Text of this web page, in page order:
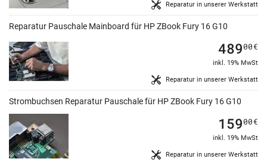
Reparatur in unserer Werkstatt
Reparatur Pauschale Mainboard für HP ZBook Fury 16 G10
Reparatur in unserer Werkstatt
48900€
inkl. 19% MwSt
Strombuchsen Reparatur Pauschale für HP ZBook Fury 16 G10
Reparatur in unserer Werkstatt
15900€
inkl. 19% MwSt